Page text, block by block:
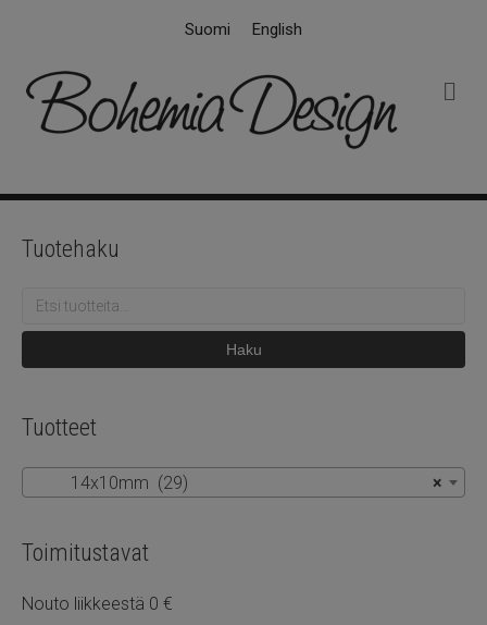
Suomi English
k
Tuotehaku
Etsi:
Haku
Tuotteet
×
14x10mm (29)
Toimitustavat
Nouto liikkeestä 0 €